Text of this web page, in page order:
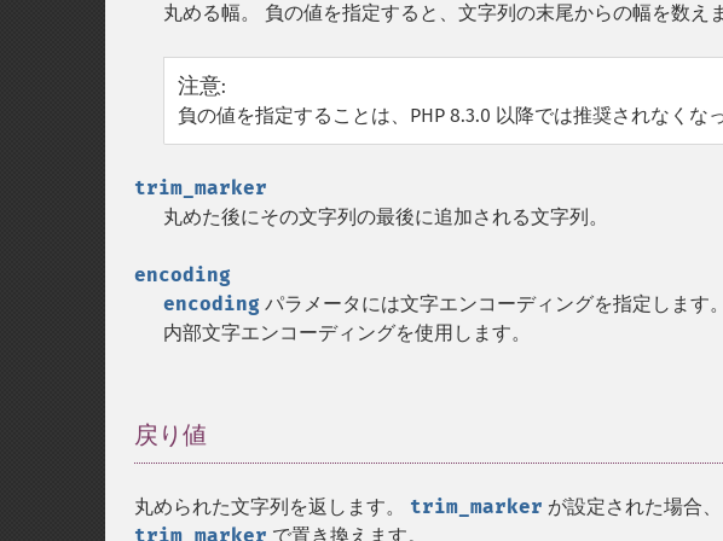
丸める幅。 負の値を指定すると、文字列の末尾からの幅を数えま
注意:
負の値を指定することは、PHP 8.3.0 以降では推奨されなくな
trim_marker
丸めた後にその文字列の最後に追加される文字列。
encoding
encoding パラメータには文字エンコーディングを指定します
内部文字エンコーディングを使用します。
戻り値
丸められた文字列を返します。 trim_marker が設定された場合、
trim_marker で置き換えます。